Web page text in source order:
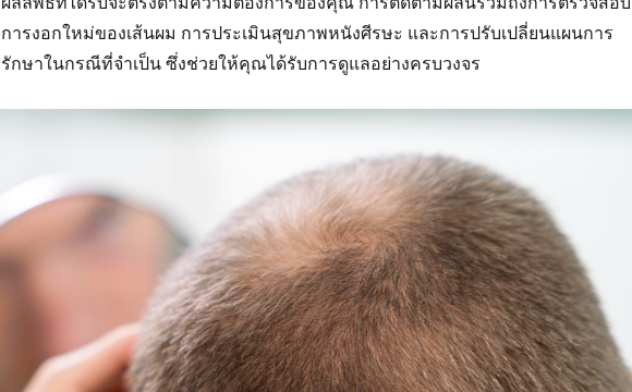
การงอกใหม่ของเส้นผม การประเมินสุขภาพหนังศีรษะ และการปรับเปลี่ยนแผนการ
รักษาในกรณีที่จำเป็น ซึ่งช่วยให้คุณได้รับการดูแลอย่างครบวงจร